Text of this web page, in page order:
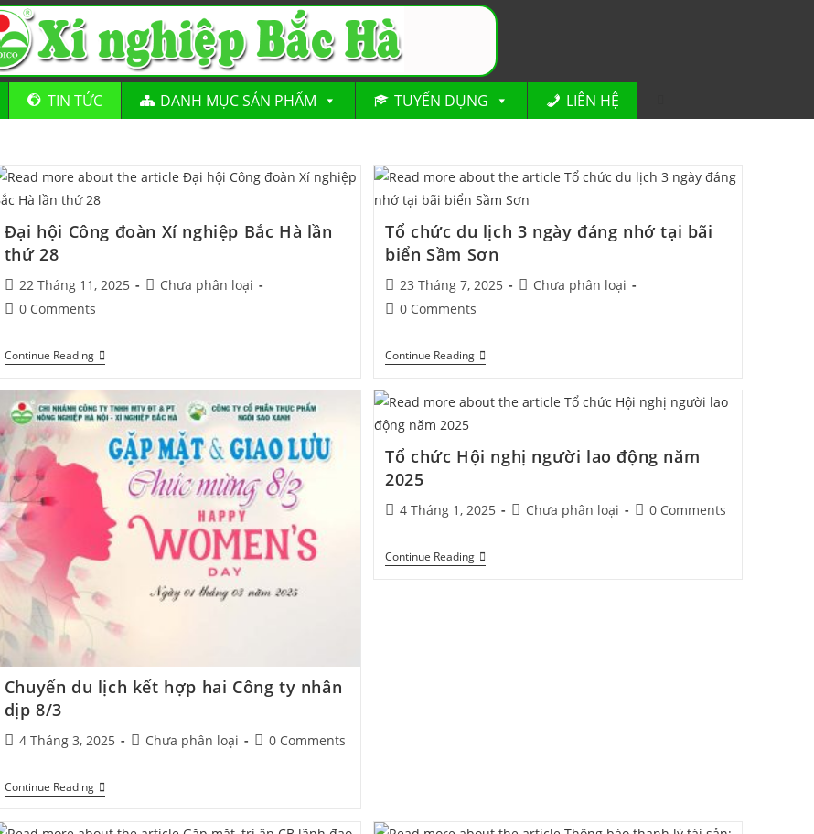
TIN TỨC DANH MỤC SẢN PHẨM TUYỂN DỤNG LIÊN HỆ
Đại hội Công đoàn Xí nghiệp Bắc Hà lần
thứ 28
22 Tháng 11, 2025
Chưa phân loại
0 Comments
Continue Reading
Tổ chức du lịch 3 ngày đáng nhớ tại bãi
biển Sầm Sơn
23 Tháng 7, 2025
Chưa phân loại
0 Comments
Continue Reading
Chuyến du lịch kết hợp hai Công ty nhân
dịp 8/3
4 Tháng 3, 2025 Chưa phân loại 0 Comments
Continue Reading
Tổ chức Hội nghị người lao động năm
2025
4 Tháng 1, 2025 Chưa phân loại 0 Comments
Continue Reading